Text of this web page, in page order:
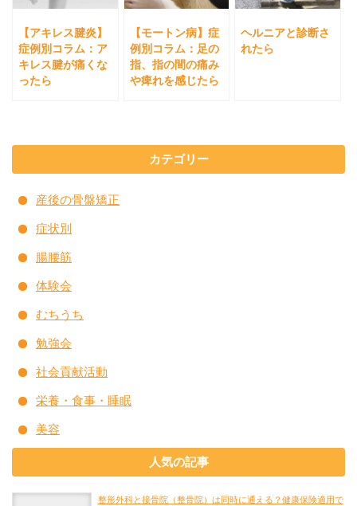
【アキレス腱炎】
症例別コラム：ア
キレス腱が痛くな
ったら
【モートン病】症
例別コラム：足の
指、指の間の痛み
や痺れを感じたら
ヘルニアと診断さ
れたら
カテゴリー
産後の骨盤矯正
症状別
腸腰筋
体験会
むちうち
勉強会
社会貢献活動
栄養・食事・睡眠
美容
人気の記事
整形外科と接骨院（整骨院）は同時に通える？健康保険適用で